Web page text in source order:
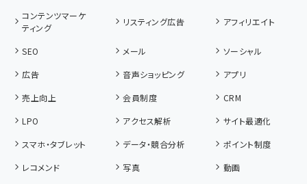
コンテンツマーケ
ティング
リスティング広告 アフィリエイト
SEO メール
ソーシャル
広告
音声ショッピング
アプリ
売上向上
会員制度
CRM
LPO
アクセス解析
サイト最適化
スマホ・タブレット
データ・競合分析
ポイント制度
レコメンド
写真 動画